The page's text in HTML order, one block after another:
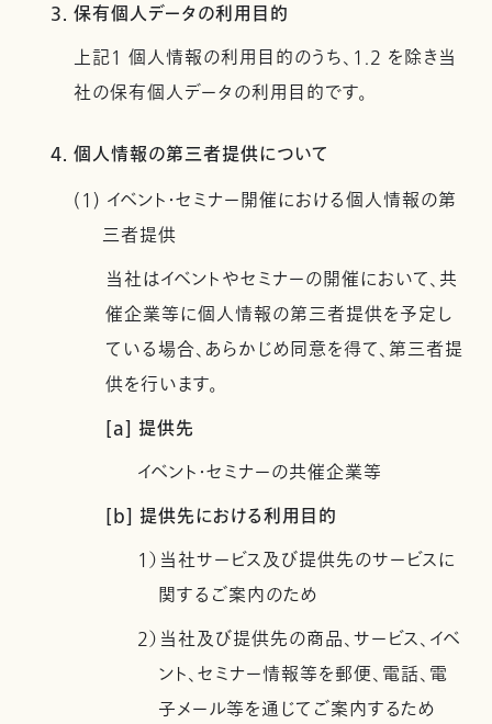
3. 保有個人データの利用目的
上記１ 個人情報の利用目的のうち、1.2 を除き当
社の保有個人データの利用目的です。
4. 個人情報の第三者提供について
(1) イベント・セミナー開催における個人情報の第
三者提供
当社はイベントやセミナーの開催において、共
催企業等に個人情報の第三者提供を予定し
ている場合、あらかじめ同意を得て、第三者提
供を行います。
[a] 提供先
イベント・セミナーの共催企業等
[b] 提供先における利用目的
1）当社サービス及び提供先のサービスに
関するご案内のため
2）当社及び提供先の商品、サービス、イベ
ント、セミナー情報等を郵便、電話、電
子メール等を通じてご案内するため